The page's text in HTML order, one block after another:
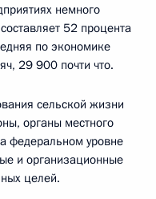
немного
52 процента
по экономике
29 900 почти что.
сельской жизни
органы местного
федеральном уровне
и организационные
целей.